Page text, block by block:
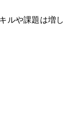
ルや課題は増し